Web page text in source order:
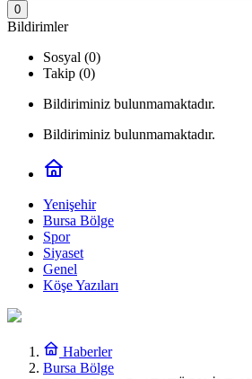
0
Bildirimler
Sosyal (0)
Takip (0)
Bildiriminiz bulunmamaktadır.
Bildiriminiz bulunmamaktadır.
Yenişehir
Bursa Bölge
Spor
Siyaset
Genel
Köşe Yazıları
Haberler
Bursa Bölge